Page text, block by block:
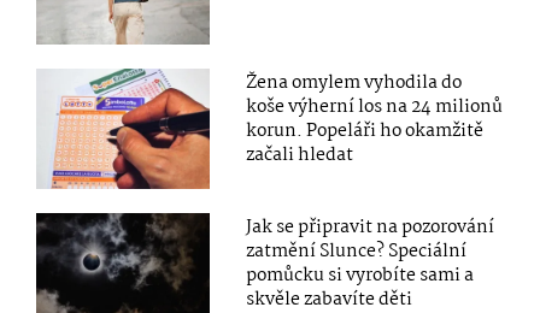
Žena omylem vyhodila do
koše výherní los na 24 milionů
korun. Popeláři ho okamžitě
začali hledat
Jak se připravit na pozorování
zatmění Slunce? Speciální
pomůcku si vyrobíte sami a
skvěle zabavíte děti